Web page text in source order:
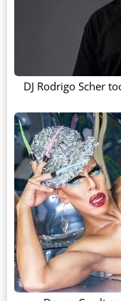
DJ Rodrigo Scher